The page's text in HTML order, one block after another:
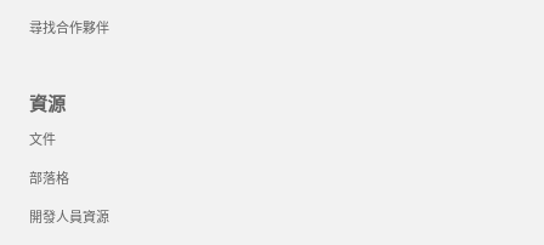
尋找合作夥伴
資源
文件
部落格
開發人員資源